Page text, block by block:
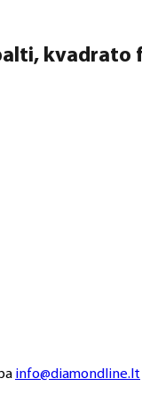
kvadrato
info@diamondline.lt